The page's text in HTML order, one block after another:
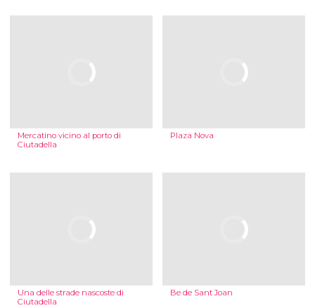
Mercatino vicino al porto di
Ciutadella
Plaza Nova
Una delle strade nascoste di
Ciutadella
Be de Sant Joan